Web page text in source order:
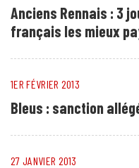
Anciens Rennais : 3
français les mieux
1ER FÉVRIER 2013
Bleus : sanction
27 JANVIER 2013